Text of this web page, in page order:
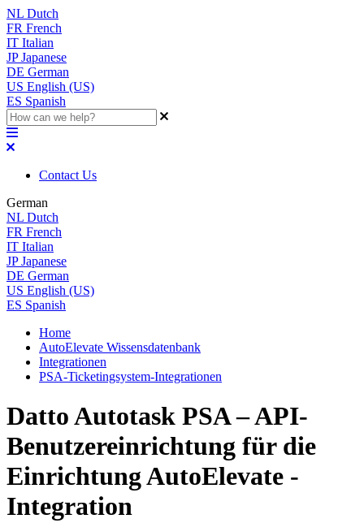
NL Dutch
FR French
IT Italian
JP Japanese
DE German
US English (US)
ES Spanish
Contact Us
German
NL Dutch
FR French
IT Italian
JP Japanese
DE German
US English (US)
ES Spanish
Home
AutoElevate Wissensdatenbank
Integrationen
PSA-Ticketingsystem-Integrationen
Datto Autotask PSA – API-
Benutzereinrichtung für die
Einrichtung AutoElevate -
Integration